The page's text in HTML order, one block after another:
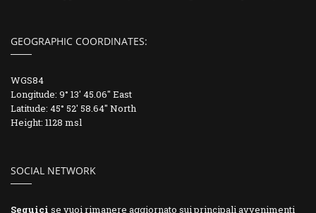
GEOGRAPHIC COORDINATES:
WGS84
Longitude: 9° 13' 45.06" East
Latitude: 45° 52' 58.64" North
Height: 1128 msl
SOCIAL NETWORK
Seguici se vuoi rimanere aggiornato sui principali avvenimenti